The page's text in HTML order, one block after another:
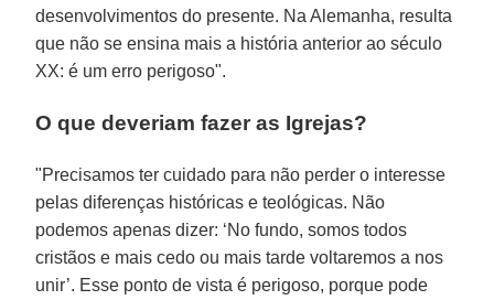
desenvolvimentos do presente. Na Alemanha, resulta
que não se ensina mais a história anterior ao século
XX: é um erro perigoso".
O que deveriam fazer as Igrejas?
"Precisamos ter cuidado para não perder o interesse
pelas diferenças históricas e teológicas. Não
podemos apenas dizer: ‘No fundo, somos todos
cristãos e mais cedo ou mais tarde voltaremos a nos
unir’. Esse ponto de vista é perigoso, porque pode